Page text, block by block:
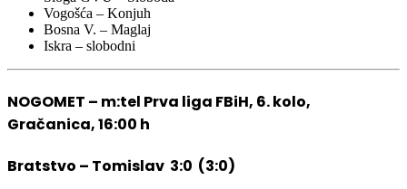
Vogošća – Konjuh
Bosna V. – Maglaj
Iskra – slobodni
NOGOMET – m:tel Prva liga FBiH, 6. kolo,
Gračanica, 16:00 h
Bratstvo – Tomislav 3:0 (3:0)